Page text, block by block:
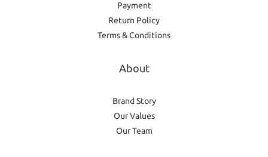
Payment
Return Policy
Terms & Conditions
About
Brand Story
Our Values
Our Team